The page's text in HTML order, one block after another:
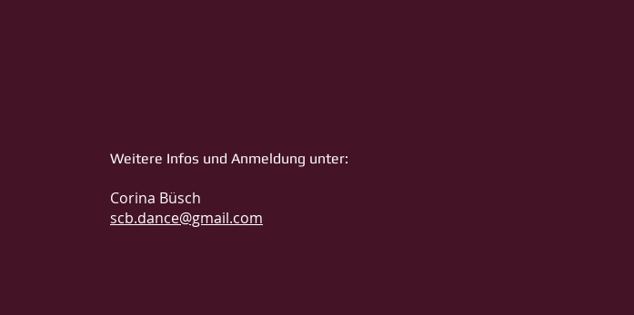
Weitere Infos und Anmeldung unter:
Corina Büsch
scb.dance@gmail.com